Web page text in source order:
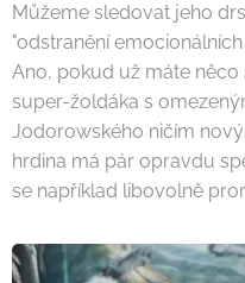
Můžeme sledovat jeho
"odstranění
Ano, pokud už máte
super-žoldáka s
Jodorowského ničím
hrdina má pár opravdu
se například libovolně